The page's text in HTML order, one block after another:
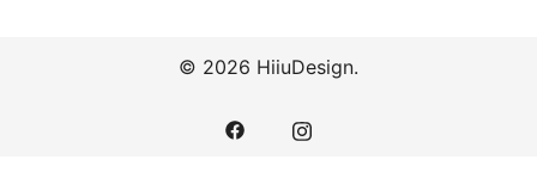
© 2026 HiiuDesign.